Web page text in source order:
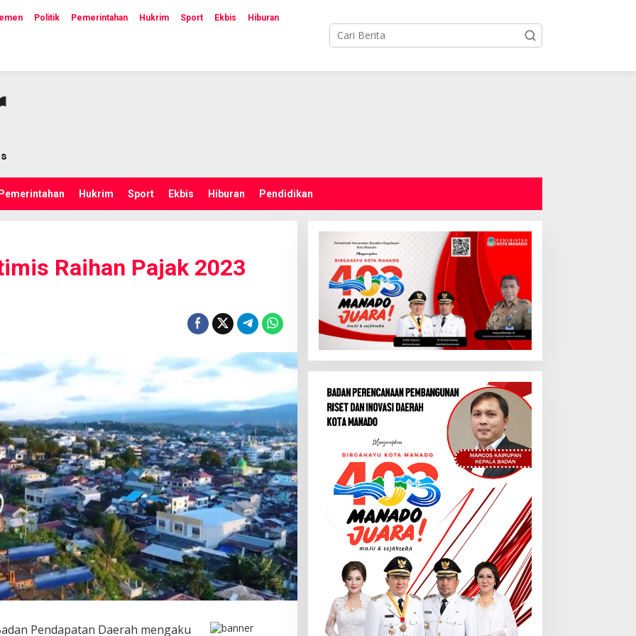
Politik Pemerintahan Hukrim Sport Ekbis Hiburan
Pemerintahan Hukrim Sport Ekbis Hiburan Pendidikan
Raihan Pajak 2023
Pendapatan Daerah mengaku